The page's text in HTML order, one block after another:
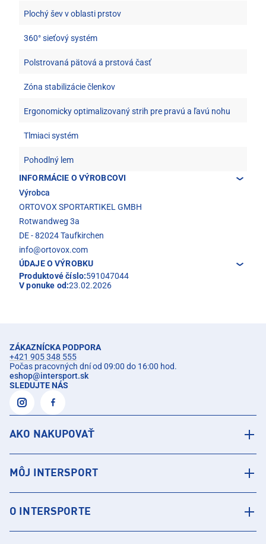
Plochý šev v oblasti prstov
360° sieťový systém
Polstrovaná pätová a prstová časť
Zóna stabilizácie členkov
Ergonomicky optimalizovaný strih pre pravú a ľavú nohu
Tlmiaci systém
Pohodlný lem
INFORMÁCIE O VÝROBCOVI
Výrobca
ORTOVOX SPORTARTIKEL GMBH
Rotwandweg 3a
DE - 82024 Taufkirchen
info@ortovox.com
ÚDAJE O VÝROBKU
Produktové číslo:591047044
V ponuke od:23.02.2026
ZÁKAZNÍCKA PODPORA
+421 905 348 555
Počas pracovných dní od 09:00 do 16:00 hod.
eshop@intersport.sk
SLEDUJTE NÁS
AKO NAKUPOVAŤ
MÔJ INTERSPORT
O INTERSPORTE